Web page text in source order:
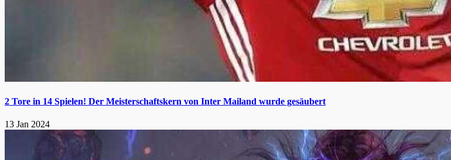
2 Tore in 14 Spielen! Der Meisterschaftskern von Inter Mailand wurde gesäubert
13 Jan 2024